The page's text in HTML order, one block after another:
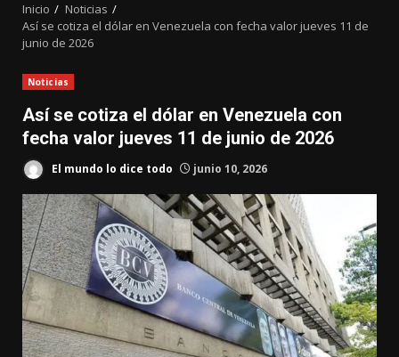
Inicio
Noticias
Así se cotiza el dólar en Venezuela con fecha valor jueves 11 de
junio de 2026
Noticias
Así se cotiza el dólar en Venezuela con
fecha valor jueves 11 de junio de 2026
El mundo lo dice todo junio 10, 2026